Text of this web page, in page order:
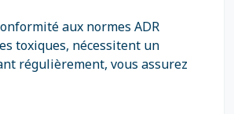
aux normes ADR
toxiques, nécessitent un
régulièrement, vous assurez